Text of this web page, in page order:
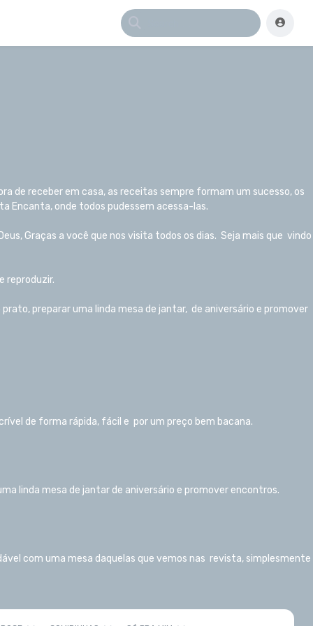
de receber em casa, as receitas sempre formam um sucesso, os
Encanta, onde todos pudessem acessa-las.
Graças a você que nos visita todos os dias. Seja mais que vindo
reproduzir.
preparar uma linda mesa de jantar, de aniversário e promover
de forma rápida, fácil e por um preço bem bacana.
linda mesa de jantar de aniversário e promover encontros.
com uma mesa daquelas que vemos nas revista, simplesmente